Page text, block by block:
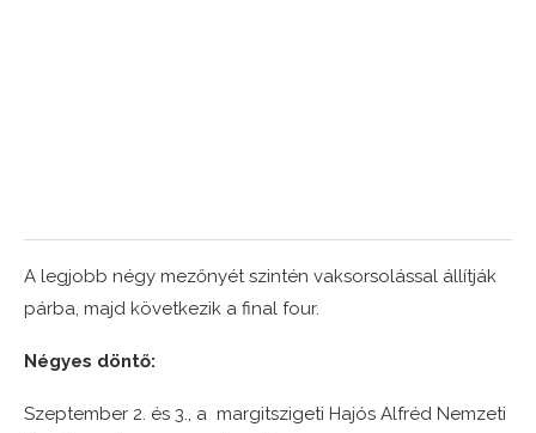
A legjobb négy mezőnyét szintén vaksorsolással állítják
párba, majd következik a final four.
Négyes döntő:
Szeptember 2. és 3., a margitszigeti Hajós Alfréd Nemzeti